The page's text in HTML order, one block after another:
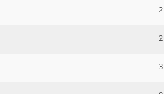
2
2
3